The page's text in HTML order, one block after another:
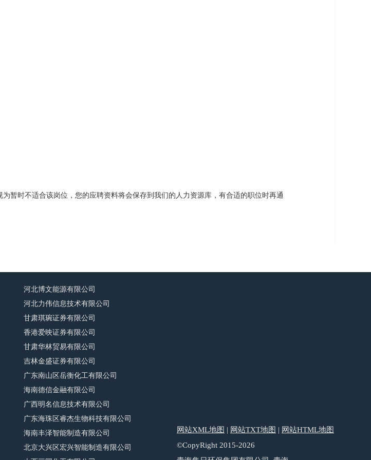
暂时不适合该岗位，您的应聘资料将会保存到我们的人力资源库，有合适的职位时再通
河北博文能源有限公司
河北力伟信息技术有限公司
甘肃琪琬证券有限公司
香港爱映证券有限公司
甘肃华林贸易有限公司
吉林金盛证券有限公司
广东南山区岳衡化工有限公司
海南德信金融有限公司
广西明名信息技术有限公司
广东海珠区睿杰生物科技有限公司
海南丰泽智能制造有限公司
北京大兴区宏兴智能制造有限公司
网站XML地图 | 网站TXT地图 | 网站HTML地图
©CopyRight 2015-2026